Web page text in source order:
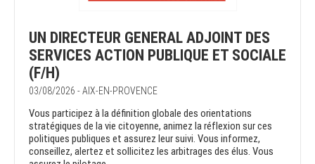
UN DIRECTEUR GENERAL ADJOINT DES
SERVICES ACTION PUBLIQUE ET SOCIALE
(F/H)
03/08/2026 - AIX-EN-PROVENCE
Vous participez à la définition globale des orientations
stratégiques de la vie citoyenne, animez la réflexion sur ces
politiques publiques et assurez leur suivi. Vous informez,
conseillez, alertez et sollicitez les arbitrages des élus. Vous